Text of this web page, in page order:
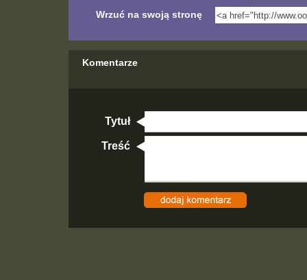
Wrzuć na swoją stronę
Komentarze
Tytuł
Treść